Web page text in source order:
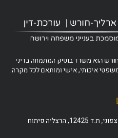
הוא משרד בוטיק המתמחה בדיני
איכותי, אישי ומותאם לכל מקרה.